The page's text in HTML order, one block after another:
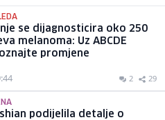
se dijagnosticira oko 250
melanoma: Uz ABCDE
promjene
2 29
podijelila detalje o